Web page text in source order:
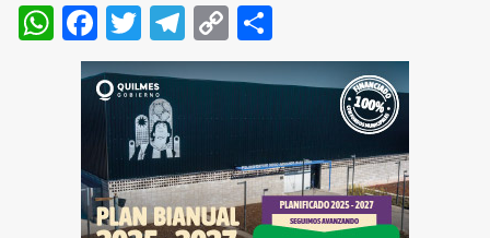
WhatsApp
Facebook
Twitter
Telegram
Copy
Link
Compartir